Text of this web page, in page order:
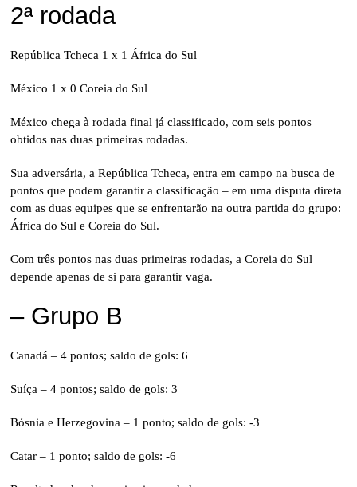
2ª rodada
República Tcheca 1 x 1 África do Sul
México 1 x 0 Coreia do Sul
México chega à rodada final já classificado, com seis pontos
obtidos nas duas primeiras rodadas.
Sua adversária, a República Tcheca, entra em campo na busca de
pontos que podem garantir a classificação – em uma disputa direta
com as duas equipes que se enfrentarão na outra partida do grupo:
África do Sul e Coreia do Sul.
Com três pontos nas duas primeiras rodadas, a Coreia do Sul
depende apenas de si para garantir vaga.
– Grupo B
Canadá – 4 pontos; saldo de gols: 6
Suíça – 4 pontos; saldo de gols: 3
Bósnia e Herzegovina – 1 ponto; saldo de gols: -3
Catar – 1 ponto; saldo de gols: -6